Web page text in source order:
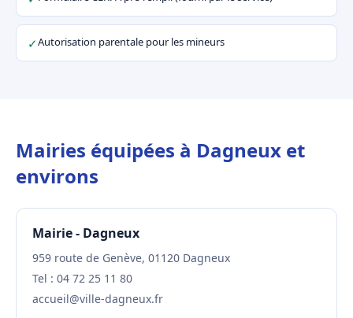
✓Autorisation parentale pour les mineurs
Mairies équipées à Dagneux et
environs
Mairie - Dagneux
959 route de Genève, 01120 Dagneux
Tel : 04 72 25 11 80
accueil@ville-dagneux.fr